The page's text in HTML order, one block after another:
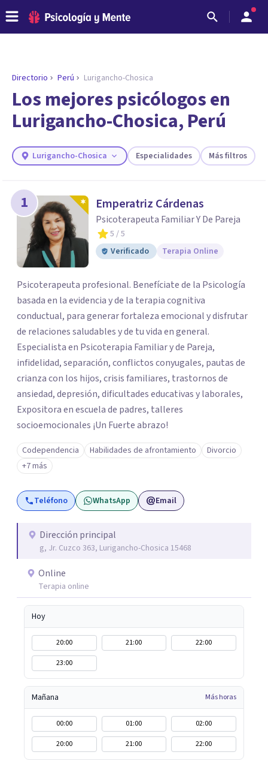
ENCONTRAR MI TERAPEUTA
¿Necesitas ayuda para encontrar el
psicólogo adecuado?
Responde a unas breves preguntas y te ofreceremos
necesidades.
Directorio Perú Lurigancho-Chosica
Los mejores psicólogos en
Lurigancho-Chosica, Perú
Lurigancho-Chosica Especialidades Más filtros
1 Emperatriz Cárdenas
Psicoterapeuta Familiar Y De Pareja
5 / 5
Verificado
Terapia Online
Psicoterapeuta profesional. Benefíciate de la Psicología
basada en la evidencia y de la terapia cognitiva
conductual, para generar fortaleza emocional y disfrutar
de relaciones saludables y de tu vida en general.
Especialista en Psicoterapia Familiar y de Pareja,
infidelidad, separación, conflictos conyugales, pautas de
crianza con los hijos, crisis familiares, trastornos de
ansiedad, depresión, dificultades educativas y laborales,
Expositora en escuela de padres, talleres
socioemocionales ¡Un Fuerte abrazo!
Codependencia Habilidades de afrontamiento
Divorcio
+7 más
Teléfono WhatsApp Email
Dirección principal
g, Jr. Cuzco 363, Lurigancho-Chosica 15468
Online
Terapia online
Hoy
20:00 21:00
22:00
23:00
Mañana Más horas
00:00 01:00
02:00
20:00
21:00 22:00